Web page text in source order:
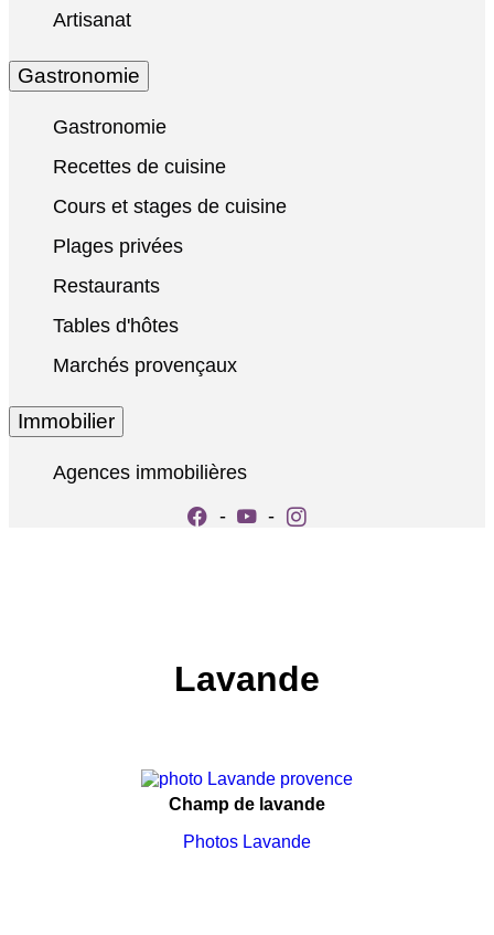
Artisanat
Gastronomie
Gastronomie
Recettes de cuisine
Cours et stages de cuisine
Plages privées
Restaurants
Tables d'hôtes
Marchés provençaux
Immobilier
Agences immobilières
-
-
Lavande
Champ de lavande
Photos Lavande